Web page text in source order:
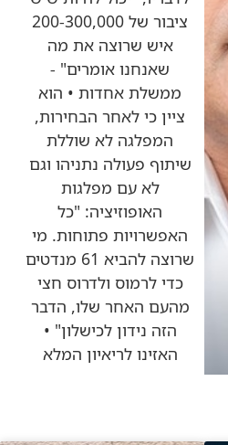
ציבור של 200-300,000
איש שרוצה את מה
שאנחנו אומרים" -
ממשלת אחדות • הוא
ציין כי לאחר הבחירות,
המפלגה לא שוללת
שיתוף פעולה נתניהו וגם
לא עם מפלגות
האופוזיציה: "כל
האפשרויות פתוחות. מי
שרוצה להביא 61 מנדטים
כדי לרמוס ולדרוס חצי
מהעם האחר שלו, הדבר
הזה נידון לכישלון" •
האזינו לריאיון המלא